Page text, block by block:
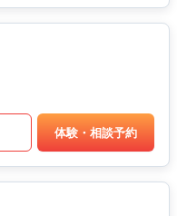
体験・相談予約